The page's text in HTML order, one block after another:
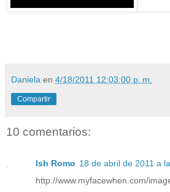
Daniela en 4/18/2011 12:03:00 p. m.
Compartir
10 comentarios:
Ish Romo 18 de abril de 2011 a
http://www.myfacewhen.com/